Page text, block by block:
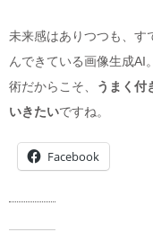
未来感はありつつも、す
んできている画像生成AI
術だからこそ、
うまく付
いきたいですね。
Facebook